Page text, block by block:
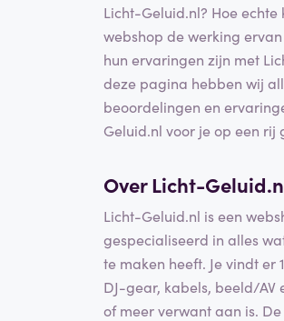
Licht-Geluid.nl? Hoe
webshop de werking
hun ervaringen zijn met
deze pagina hebben wij
beoordelingen en
Geluid.nl voor je op een rij
Over Licht-
Licht-Geluid.nl is een
gespecialiseerd in alles
te maken heeft. Je vindt er
DJ-gear, kabels, beeld/AV
of meer verwant aan is.